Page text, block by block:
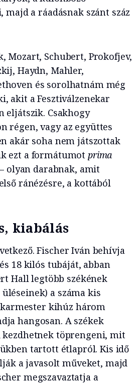
a ráadásnak szánt száz
Mozart, Schubert, Prokofjev,
Haydn, Mahler,
és sorolhatnám még
akit a Fesztiválzenekar
eljátszik. Csakhogy
régen, vagy az együttes
akár soha nem játszottak
ezt a formátumot prima
olyan darabnak, amit
ránézésre, a kottából
kiabálás
Fischer Iván behívja
18 kilós tubáját, abban
Hall legtöbb székének
üléseinek) a száma kis
kihúz három
hangosan. A székek
töprengeni, mit
tartott étlapról. Kis idő
a javasolt műveket, majd
megszavaztatja a